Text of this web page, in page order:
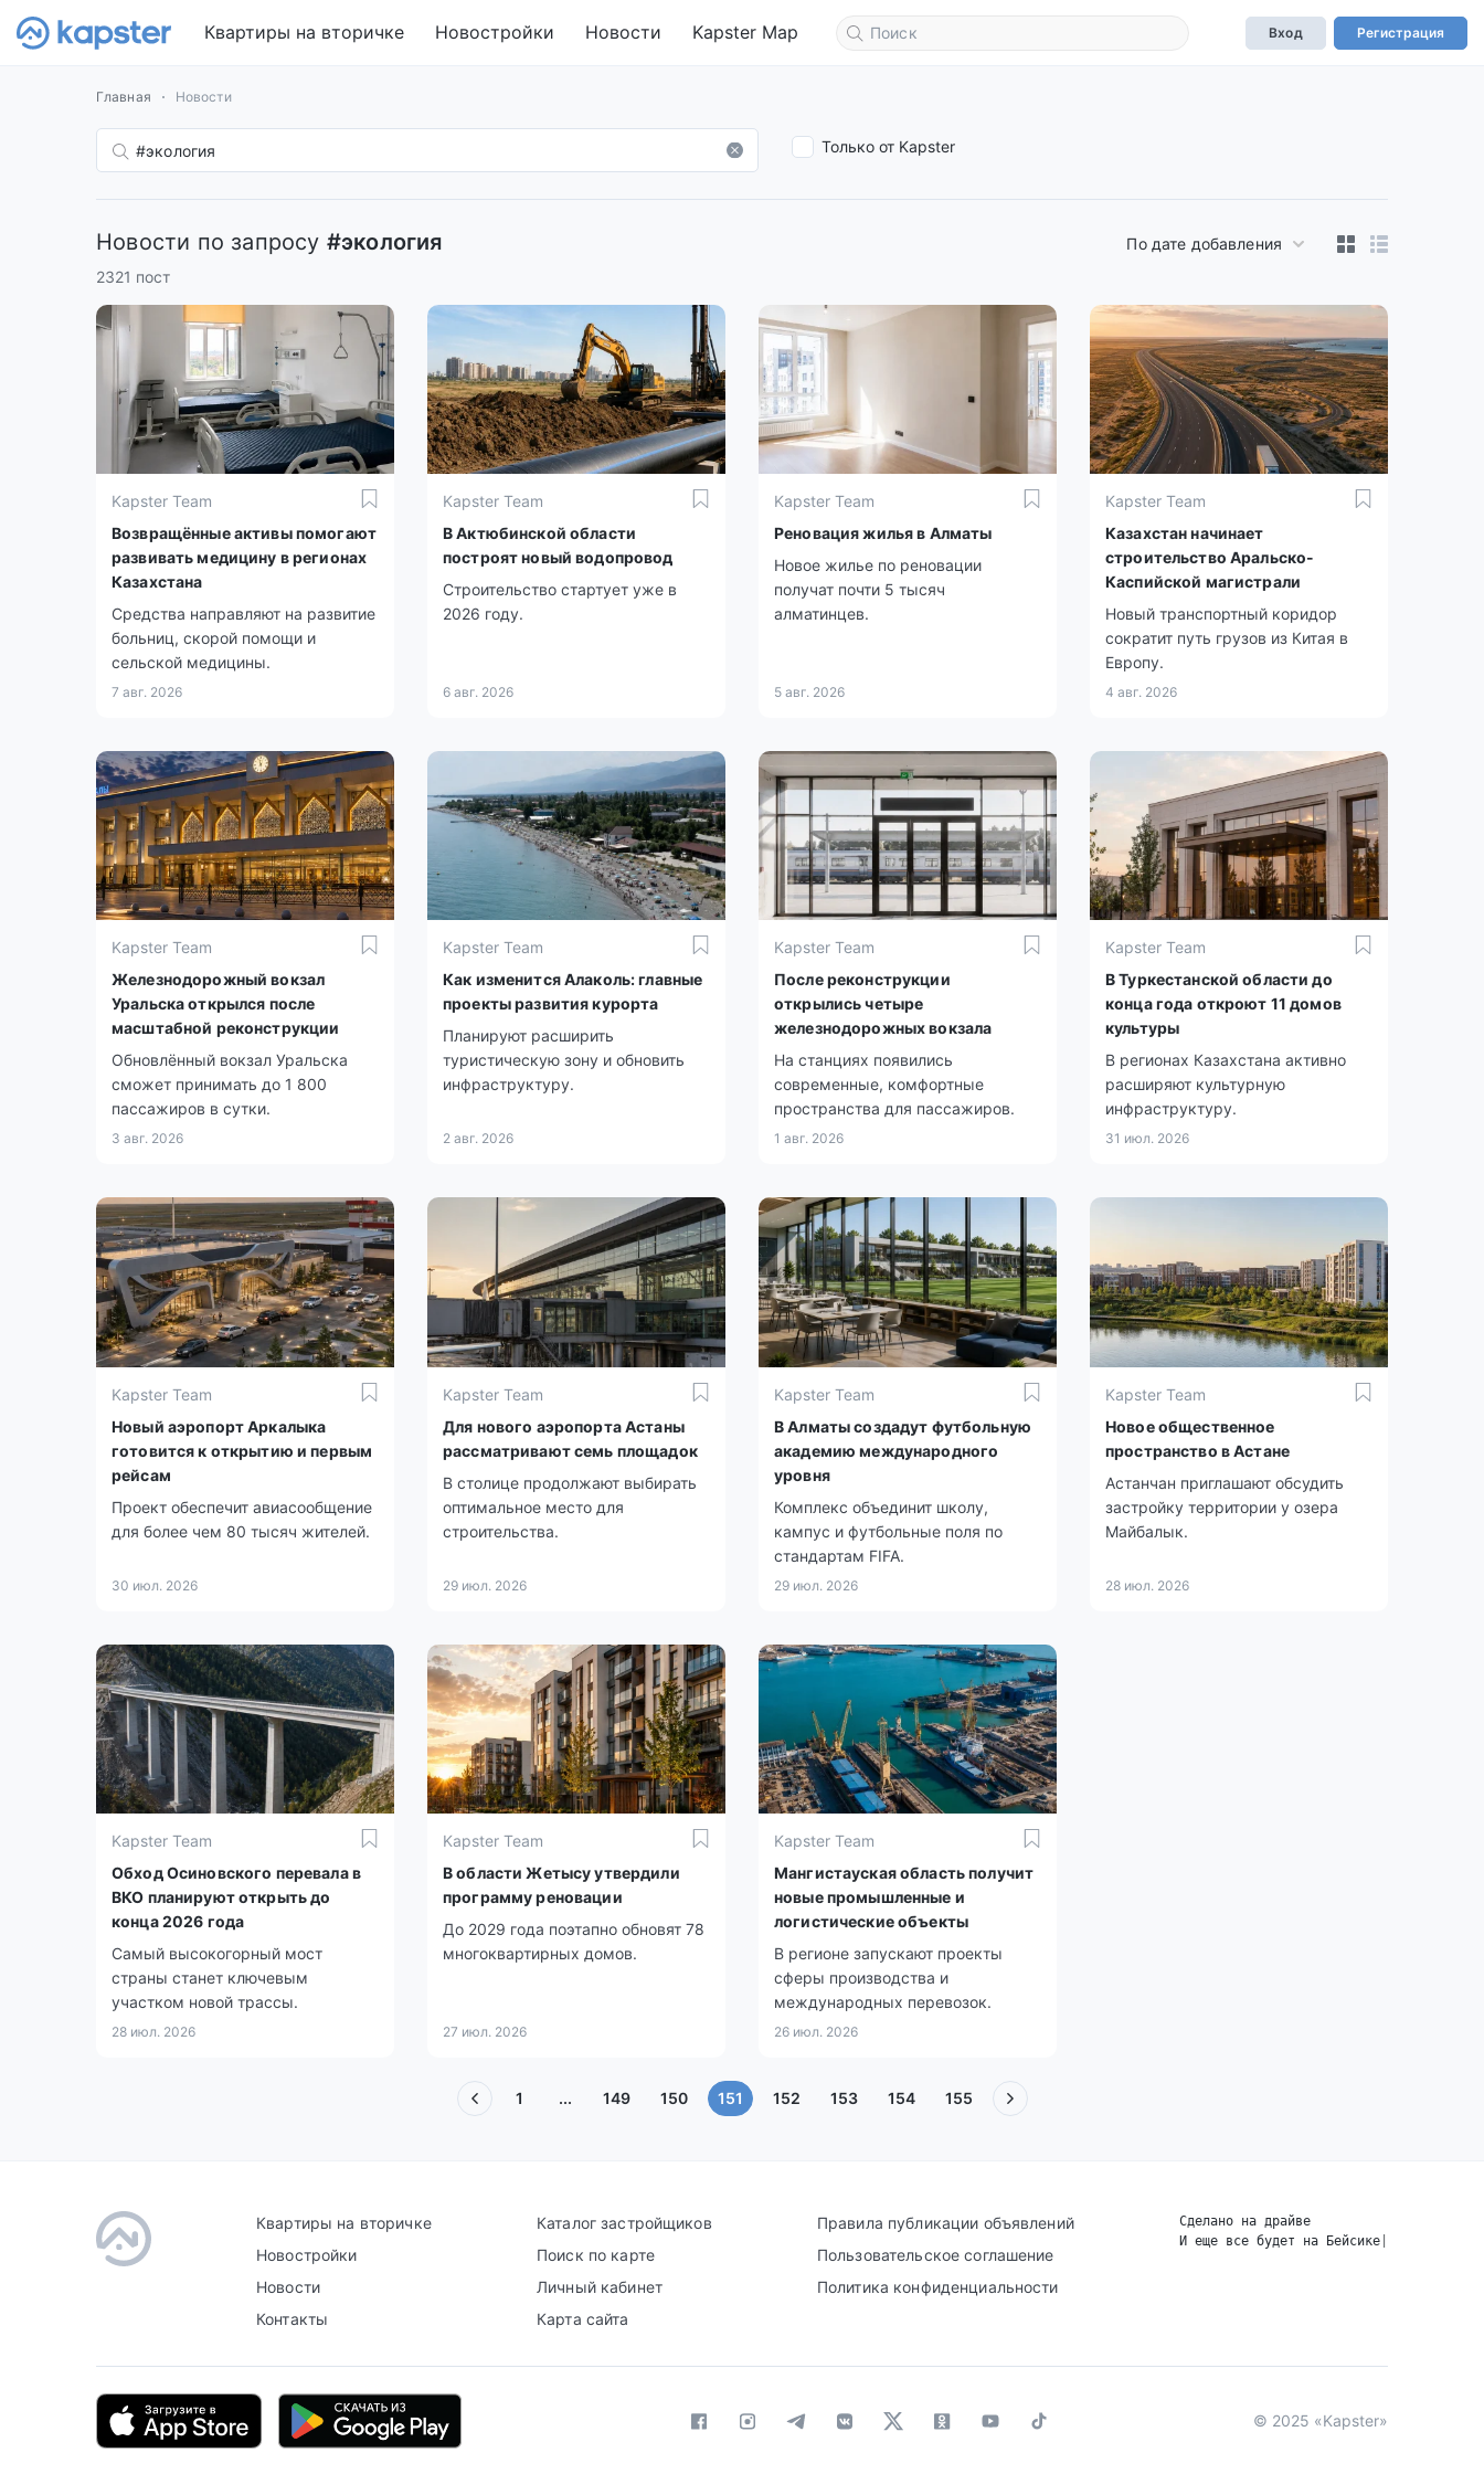
Квартиры на вторичке Новостройки Новости Kapster Map Вход Регистрация
Главная Новости
Только от Kapster
Новости по запросу #экология
По дате добавления
2321 пост
Kapster Team
Возвращённые активы помогают
развивать медицину в регионах
Казахстана
Средства направляют на развитие
больниц, скорой помощи и
сельской медицины.
7 авг. 2026
Kapster Team
В Актюбинской области
построят новый водопровод
Строительство стартует уже в
2026 году.
6 авг. 2026
Kapster Team
Реновация жилья в Алматы
Новое жилье по реновации
получат почти 5 тысяч
алматинцев.
5 авг. 2026
Kapster Team
Казахстан начинает
строительство Аральско-
Каспийской магистрали
Новый транспортный коридор
сократит путь грузов из Китая в
Европу.
4 авг. 2026
Kapster Team
Железнодорожный вокзал
Уральска открылся после
масштабной реконструкции
Обновлённый вокзал Уральска
сможет принимать до 1 800
пассажиров в сутки.
3 авг. 2026
Kapster Team
Как изменится Алаколь: главные
проекты развития курорта
Планируют расширить
туристическую зону и обновить
инфраструктуру.
2 авг. 2026
Kapster Team
После реконструкции
открылись четыре
железнодорожных вокзала
На станциях появились
современные, комфортные
пространства для пассажиров.
1 авг. 2026
Kapster Team
В Туркестанской области до
конца года откроют 11 домов
культуры
В регионах Казахстана активно
расширяют культурную
инфраструктуру.
31 июл. 2026
Kapster Team
Новый аэропорт Аркалыка
готовится к открытию и первым
рейсам
Проект обеспечит авиасообщение
для более чем 80 тысяч жителей.
30 июл. 2026
Kapster Team
Для нового аэропорта Астаны
рассматривают семь площадок
В столице продолжают выбирать
оптимальное место для
строительства.
29 июл. 2026
Kapster Team
В Алматы создадут футбольную
академию международного
уровня
Комплекс объединит школу,
кампус и футбольные поля по
стандартам FIFA.
29 июл. 2026
Kapster Team
Новое общественное
пространство в Астане
Астанчан приглашают обсудить
застройку территории у озера
Майбалык.
28 июл. 2026
Kapster Team
Обход Осиновского перевала в
ВКО планируют открыть до
конца 2026 года
Самый высокогорный мост
страны станет ключевым
участком новой трассы.
28 июл. 2026
Kapster Team
В области Жетысу утвердили
программу реновации
До 2029 года поэтапно обновят 78
многоквартирных домов.
27 июл. 2026
Kapster Team
Мангистауская область получит
новые промышленные и
логистические объекты
В регионе запускают проекты
сферы производства и
международных перевозок.
26 июл. 2026
1 ... 149 150 151 (текущая)
152 153 154 155
Квартиры на вторичке
Новостройки
Новости
Контакты
Каталог застройщиков
Поиск по карте
Личный кабинет
Карта сайта
Правила публикации объявлений
Пользовательское соглашение
Политика конфиденциальности
Сделано на драйве
И еще все будет на Бейсике
© 2025 «Kapster»